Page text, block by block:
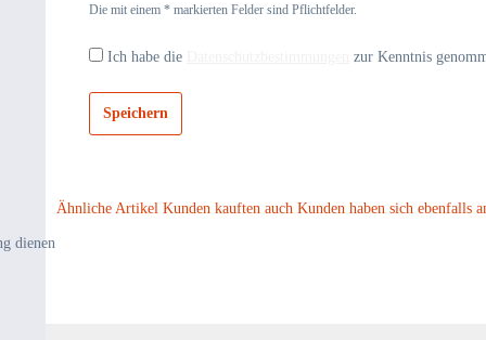
Die mit einem * markierten Felder sind Pflichtfelder.
Ich habe die zur Kenntnis
Speichern
Ähnliche Artikel Kunden kauften auch Kunden haben sich ebenfalls
dienen